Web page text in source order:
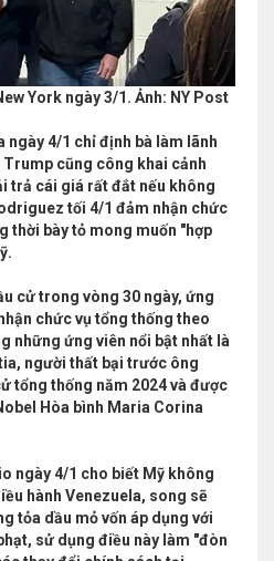
York ngày 3/1. Ảnh: NY Post
ngày 4/1 chỉ định bà làm lãnh
cũng công khai cảnh
trả cái giá rất đắt nếu không
tối 4/1 đảm nhận chức
thời bày tỏ mong muốn "hợp
cử trong vòng 30 ngày, ứng
chức vụ tổng thống theo
những ứng viên nổi bật nhất là
người thất bại trước ông
tổng thống năm 2024 và được
Hòa bình Maria Corina
ngày 4/1 cho biết Mỹ không
hành Venezuela, song sẽ
tỏa dầu mỏ vốn áp dụng với
sử dụng điều này làm "đòn